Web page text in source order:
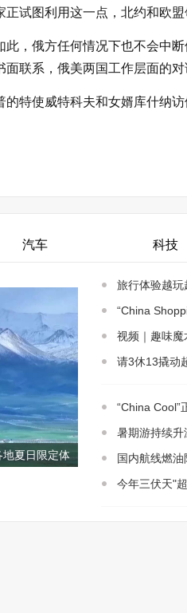
试图利用这一点，北约和欧
此，俄方任何情况下也不会中
联系，俄美两国工作层面的
的特使威特科夫和女婿库什纳